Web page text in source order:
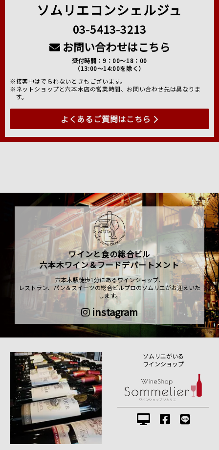
ソムリエコンシェルジュ
03-5413-3213
お問い合わせはこちら
受付時間：9：00～18：00
（13:00～14:00を除く）
※接客中はでられないときもございます。
※ネットショップと六本木店の営業時間、お問い合わせ先は異なりま
す。
よくあるご質問はこちら
ワインと食の総合ビル
六本木ワイン＆フードデパートメント
六本木駅徒歩1分にあるワインショップ、
レストラン、パン＆スイーツの総合ビルプロのソムリエがお迎えいた
します。
instagram
ソムリエがいる
ワインショップ